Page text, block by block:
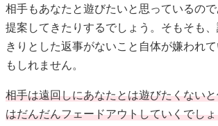
相手もあなたと遊びたいと思っているの
提案してきたりするでしょう。そもそも
きりとした返事がないこと自体が嫌われ
もしれません。
相手は遠回しにあなたとは遊びたくない
はだんだんフェードアウトしていくでし